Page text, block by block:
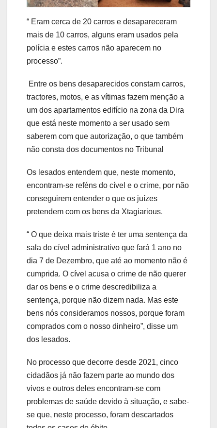
“ Eram cerca de 20 carros e desapareceram
mais de 10 carros, alguns eram usados pela
polícia e estes carros não aparecem no
processo”.
Entre os bens desaparecidos constam carros,
tractores, motos, e as vítimas fazem menção a
um dos apartamentos edifício na zona da Dira
que está neste momento a ser usado sem
saberem com que autorização, o que também
não consta dos documentos no Tribunal
Os lesados entendem que, neste momento,
encontram-se reféns do cível e o crime, por não
conseguirem entender o que os juízes
pretendem com os bens da Xtagiarious.
“ O que deixa mais triste é ter uma sentença da
sala do cível administrativo que fará 1 ano no
dia 7 de Dezembro, que até ao momento não é
cumprida. O cível acusa o crime de não querer
dar os bens e o crime descredibiliza a
sentença, porque não dizem nada. Mas este
bens nós consideramos nossos, porque foram
comprados com o nosso dinheiro”, disse um
dos lesados.
No processo que decorre desde 2021, cinco
cidadãos já não fazem parte ao mundo dos
vivos e outros deles encontram-se com
problemas de saúde devido à situação, e sabe-
se que, neste processo, foram descartados